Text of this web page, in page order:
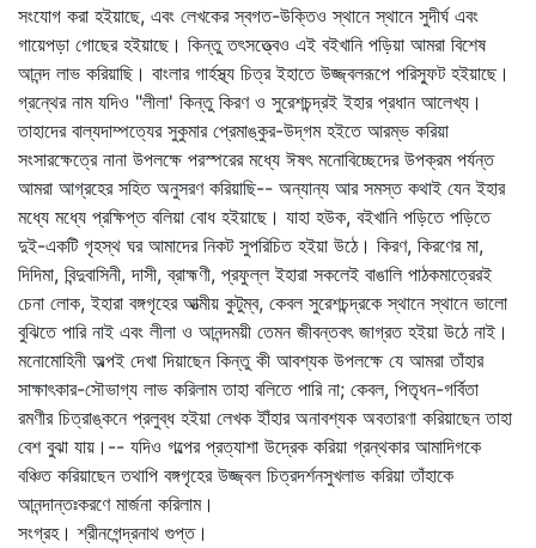
সংযোগ করা হইয়াছে, এবং লেখকের স্বগত-উক্তিও স্থানে স্থানে সুদীর্ঘ এবং
গায়েপড়া গোছের হইয়াছে। কিন্তু তৎসত্ত্বেও এই বইখানি পড়িয়া আমরা বিশেষ
আনন্দ লাভ করিয়াছি। বাংলার গার্হস্থ্য চিত্র ইহাতে উজ্জ্বলরূপে পরিস্ফুট হইয়াছে।
গ্রন্থের নাম যদিও "লীলা' কিন্তু কিরণ ও সুরেশচন্দ্রই ইহার প্রধান আলেখ্য।
তাহাদের বাল্যদাম্পত্যের সুকুমার প্রেমাঙ্কুর-উদ্‌গম হইতে আরম্ভ করিয়া
সংসারক্ষেত্রে নানা উপলক্ষে পরস্পরের মধ্যে ঈষৎ মনোবিচ্ছেদের উপক্রম পর্যন্ত
আমরা আগ্রহের সহিত অনুসরণ করিয়াছি-- অন্যান্য আর সমস্ত কথাই যেন ইহার
মধ্যে মধ্যে প্রক্ষিপ্ত বলিয়া বোধ হইয়াছে। যাহা হউক, বইখানি পড়িতে পড়িতে
দুই-একটি গৃহস্থ ঘর আমাদের নিকট সুপরিচিত হইয়া উঠে। কিরণ, কিরণের মা,
দিদিমা, বিন্দুবাসিনী, দাসী, ব্রাহ্মণী, প্রফুল্ল ইহারা সকলেই বাঙালি পাঠকমাত্রেরই
চেনা লোক, ইহারা বঙ্গগৃহের আত্মীয় কুটুম্ব, কেবল সুরেশচন্দ্রকে স্থানে স্থানে ভালো
বুঝিতে পারি নাই এবং লীলা ও আনন্দময়ী তেমন জীবন্তবৎ জাগ্রত হইয়া উঠে নাই।
মনোমোহিনী অল্পই দেখা দিয়াছেন কিন্তু কী আবশ্যক উপলক্ষে যে আমরা তাঁহার
সাক্ষাৎকার-সৌভাগ্য লাভ করিলাম তাহা বলিতে পারি না; কেবল, পিতৃধন-গর্বিতা
রমণীর চিত্রাঙ্কনে প্রলুব্ধ হইয়া লেখক ইাঁহার অনাবশ্যক অবতারণা করিয়াছেন তাহা
বেশ বুঝা যায়।-- যদিও গল্পের প্রত্যাশা উদ্রেক করিয়া গ্রন্থকার আমাদিগকে
বঞ্চিত করিয়াছেন তথাপি বঙ্গগৃহের উজ্জ্বল চিত্রদর্শনসুখলাভ করিয়া তাঁহাকে
আনন্দান্তঃকরণে মার্জনা করিলাম।
সংগ্রহ। শ্রীনগেন্দ্রনাথ গুপ্ত।